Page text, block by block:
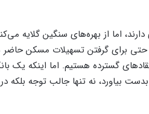
اما از بهره‌های سنگین گلایه
برای گرفتن تسهیلات مسکن حاضر
گسترده هستیم. اما اینکه یک
بیاورد، نه تنها جالب توجه